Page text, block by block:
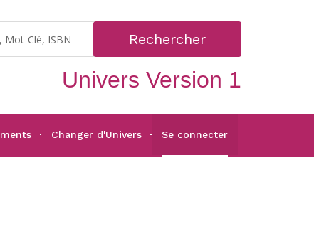
Rechercher
Univers Version 1
Changer d'Univers Se connecter